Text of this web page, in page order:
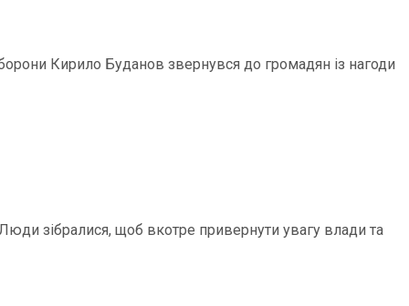
Кирило Буданов звернувся до громадян із нагоди
зібралися, щоб вкотре привернути увагу влади та